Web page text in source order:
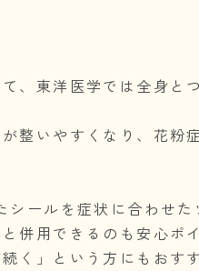
、東洋医学では全身と
整いやすくなり、花粉
ールを症状に合わせた
併用できるのも安心ポ
く」という方にもおすす